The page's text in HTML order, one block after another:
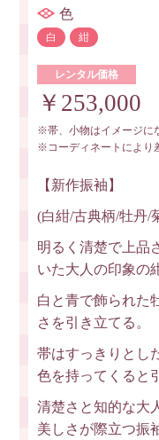
色
白 紺
レンタル価格
￥253,000
※帯、小物はイメージに
※コーディネートにより
【新作振袖】
(白紺/古典柄/牡丹/
明るく清楚で上品
いた大人の印象の
白と青で飾られた
さを引き立てる。
帯はすっきりとし
色を持ってくると
清楚さと知的な大
美しさが際立つ振